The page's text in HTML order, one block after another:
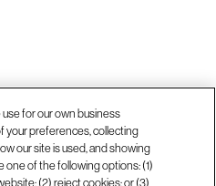
for our own business
your preferences, collecting
our site is used, and showing
one of the following options: (1)
(2) reject cookies; or (3)